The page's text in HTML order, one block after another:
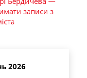
записи з
2026